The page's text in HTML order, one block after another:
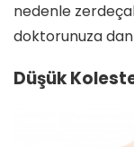
nedenle
doktorunuza
Düşük